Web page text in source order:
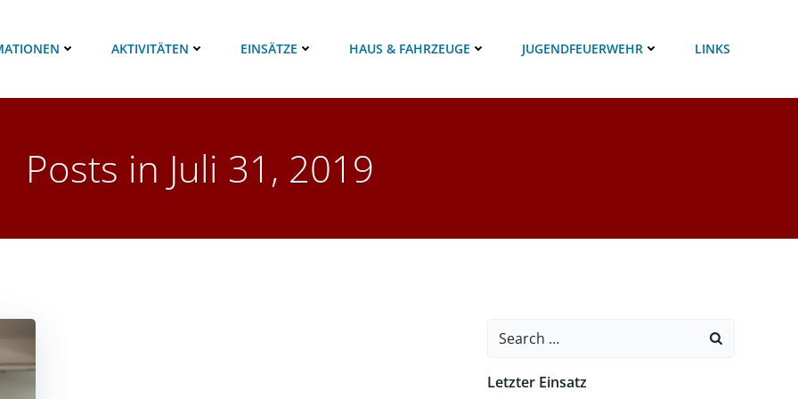
AKTIVITÄTEN EINSÄTZE HAUS & FAHRZEUGE JUGENDFEUERWEHR LINKS
Posts in Juli 31, 2019
Search
Letzter Einsatz